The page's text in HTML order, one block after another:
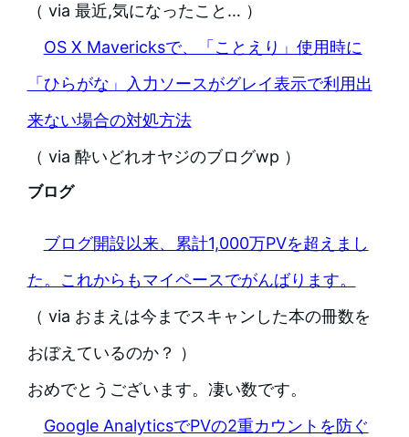
（ via 最近,気になったこと… ）
OS X Mavericksで、「ことえり」使用時に
「ひらがな」入力ソースがグレイ表示で利用出
来ない場合の対処方法
（ via 酔いどれオヤジのブログwp ）
ブログ
ブログ開設以来、累計1,000万PVを超えまし
た。これからもマイペースでがんばります。
（ via おまえは今までスキャンした本の冊数を
おぼえているのか？ ）
おめでとうございます。凄い数です。
Google AnalyticsでPVの2重カウントを防ぐ